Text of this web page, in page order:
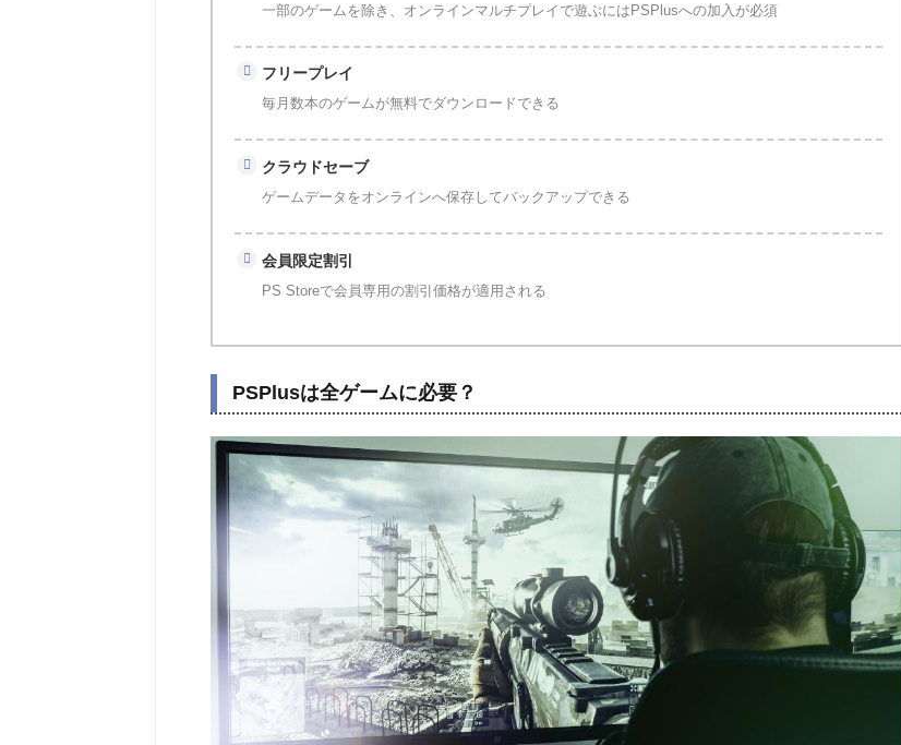
一部のゲームを除き、オンラインマルチプレイで遊ぶにはPSPlusへの加入が必須
フリープレイ
毎月数本のゲームが無料でダウンロードできる
クラウドセーブ
ゲームデータをオンラインへ保存してバックアップできる
会員限定割引
PS Storeで会員専用の割引価格が適用される
PSPlusは全ゲームに必要？